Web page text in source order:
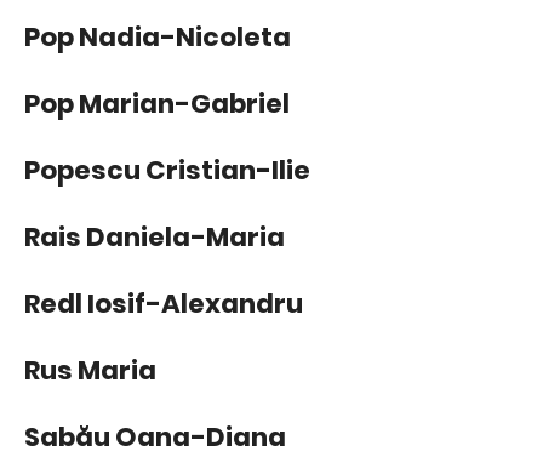
Pop Nadia-Nicoleta
Pop Marian-Gabriel
Popescu Cristian-Ilie
Rais Daniela-Maria
Redl Iosif-Alexandru
Rus Maria
Sabău Oana-Diana